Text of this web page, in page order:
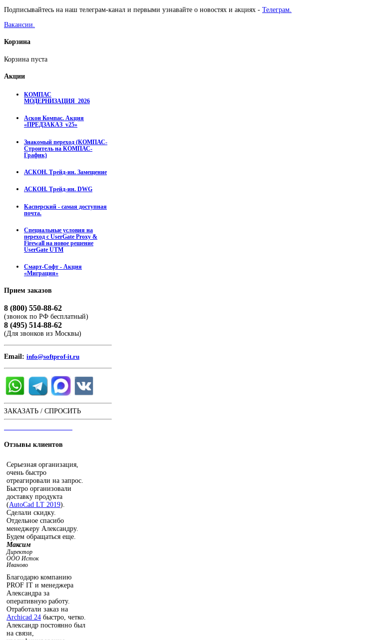
Подписывайтесь на наш телеграм-канал и первыми узнавайте о новостях и акциях - Телеграм.
Вакансии.
Корзина
Корзина пуста
Акции
КОМПАС
МОДЕРНИЗАЦИЯ_2026
Аскон Компас. Акция
«ПРЕДЗАКАЗ_v25»
Знакомый переход (КОМПАС-
Строитель на КОМПАС-
График)
АСКОН. Трейд-ин. Замещение
АСКОН. Трейд-ин. DWG
Касперский - самая доступная
почта.
Специальные условия на
переход с UserGate Proxy &
Firewall на новое решение
UserGate UTM
Смарт-Софт - Акция
«Миграция»
Прием заказов
8 (800) 550-88-62
(звонок по РФ бесплатный)
8 (495) 514-88-62
(Для звонков из Москвы)
Email: info@softprof-it.ru
ЗАКАЗАТЬ / СПРОСИТЬ
Отзывы клиентов
Серьезная организация,
очень быстро
отреагировали на запрос.
Быстро организовали
доставку продукта
(AutoCad LT 2019).
Сделали скидку.
Отдельное спасибо
менеджеру Александру.
Будем обращаться еще.
Максим
Директор
ООО Исток
Иваново
Благодарю компанию
PROF IT и менеджера
Александра за
оперативную работу.
Отработали заказ на
Archicad 24 быстро, четко.
Александр постоянно был
на связи,